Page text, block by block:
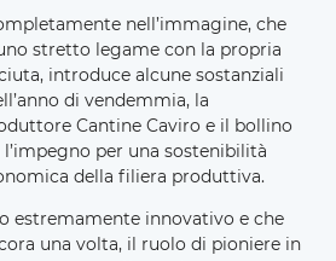
nell’immagine, che
stretto legame con la propria
introduce alcune sostanziali
di vendemmia, la
Cantine Caviro e il bollino
per una sostenibilità
della filiera produttiva.
estremamente innovativo e che
una volta, il ruolo di pioniere in